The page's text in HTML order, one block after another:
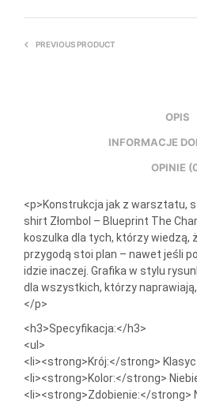
PREVIOUS PRODUCT
OPIS
INFORMACJE
OPINIE
<p>Konstrukcja jak z warsztatu,
shirt Złombol – Blueprint The
koszulka dla tych, którzy wiedzą,
przygodą stoi plan – nawet jeśli
idzie inaczej. Grafika w stylu
dla wszystkich, którzy naprawiają,
</p>
<h3>Specyfikacja:</h3>
<ul>
<li><strong>Krój:</strong>
<li><strong>Kolor:</strong>
<li><strong>Zdobienie:</strong>